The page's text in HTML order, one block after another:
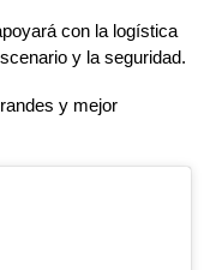
con la logística
y la seguridad.
y mejor